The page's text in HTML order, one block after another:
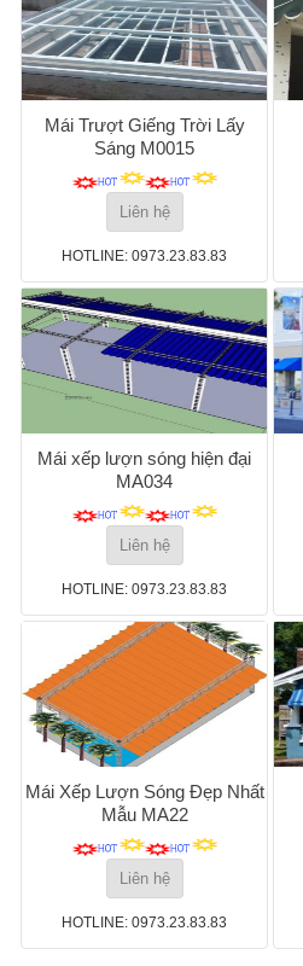
Mái Trượt Giếng Trời Lấy
Sáng M0015
Liên hệ
HOTLINE: 0973.23.83.83
Mái xếp lượn sóng hiện đại
MA034
Liên hệ
HOTLINE: 0973.23.83.83
Mái Xếp Lượn Sóng Đẹp Nhất
Mẫu MA22
Liên hệ
HOTLINE: 0973.23.83.83